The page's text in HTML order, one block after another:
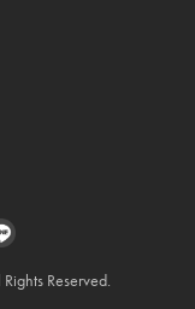
Reserved.